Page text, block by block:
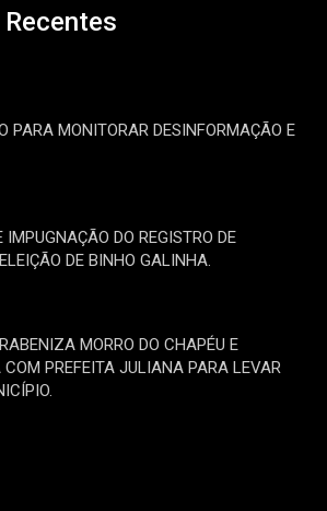
PARA MONITORAR DESINFORMAÇÃO E
IMPUGNAÇÃO DO REGISTRO DE
DE BINHO GALINHA.
MORRO DO CHAPÉU E
COM PREFEITA JULIANA PARA LEVAR